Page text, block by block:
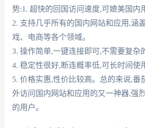
势:1. 超快的回国访问速度,可媲美国内
2. 支持几乎所有的国内网站和应用,涵
戏、电商等各个领域。
3. 操作简单,一键连接即可,不需要复杂
4. 稳定性很好,断连概率低,可长时间使
5. 价格实惠,性价比较高。总的来说,番
外访问国内网站和应用的又一神器,强
的用户。